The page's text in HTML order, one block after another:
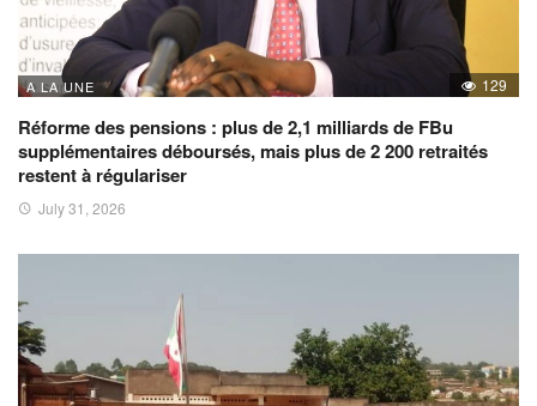
A LA UNE 129
Réforme des pensions : plus de 2,1 milliards de FBu
supplémentaires déboursés, mais plus de 2 200 retraités
restent à régulariser
July 31, 2026